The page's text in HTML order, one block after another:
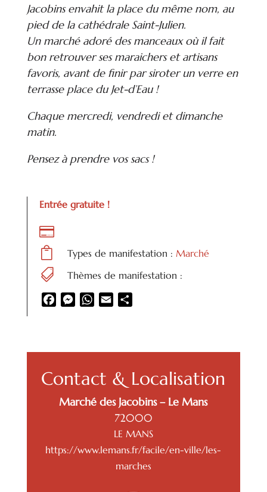
Jacobins envahit la place du même nom, au
pied de la cathédrale Saint-Julien.
Un marché adoré des manceaux où il fait
bon retrouver ses maraichers et artisans
favoris, avant de finir par siroter un verre en
terrasse place du Jet-d’Eau !
Chaque mercredi, vendredi et dimanche
matin.
Pensez à prendre vos sacs !
Entrée gratuite !


Types de manifestation : Marché
 Thèmes de manifestation :
FacebookMessenger
WhatsApp
Email
Contact & Localisation
Marché des Jacobins – Le Mans
72000
LE MANS
https://www.lemans.fr/facile/en-ville/les-
marches